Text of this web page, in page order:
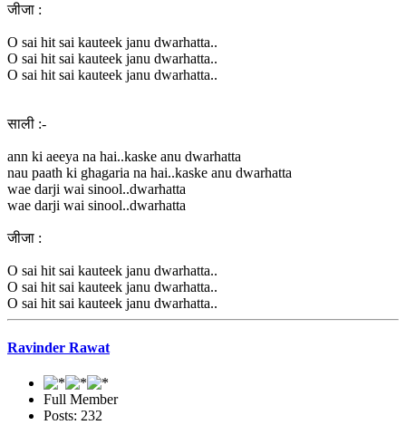
जीजा :
O sai hit sai kauteek janu dwarhatta..
O sai hit sai kauteek janu dwarhatta..
O sai hit sai kauteek janu dwarhatta..
साली :-
ann ki aeeya na hai..kaske anu dwarhatta
nau paath ki ghagaria na hai..kaske anu dwarhatta
wae darji wai sinool..dwarhatta
wae darji wai sinool..dwarhatta
जीजा :
O sai hit sai kauteek janu dwarhatta..
O sai hit sai kauteek janu dwarhatta..
O sai hit sai kauteek janu dwarhatta..
Ravinder Rawat
Full Member
Posts: 232